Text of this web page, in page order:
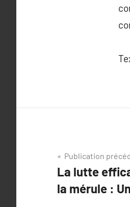
Navigation
de
l’article
Publication
La lutte
la mérule :